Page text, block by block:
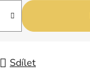
Sdílet